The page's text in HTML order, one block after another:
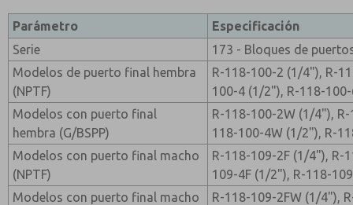
Parámetro
Especificación
Serie
173 - Bloques de
Modelos de puerto final hembra
(NPTF)
R-118-100-2 (1/4"), R-
100-4 (1/2"), R-118-
Modelos con puerto final
hembra (G/BSPP)
R-118-100-2W (1/4"),
118-100-4W (1/2"), R-
Modelos con puerto final macho
(NPTF)
R-118-109-2F (1/4"), R-
109-4F (1/2"), R-118-
Modelos con puerto final macho
R-118-109-2FW (1/4"),